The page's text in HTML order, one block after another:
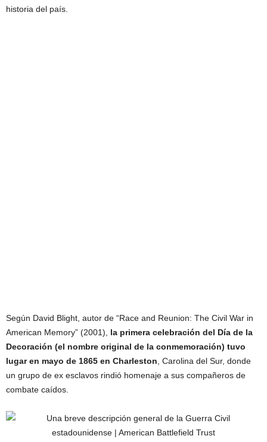
historia del país.
Según David Blight, autor de “Race and Reunion: The Civil War in
American Memory” (2001), la primera celebración del Día de la
Decoración (el nombre original de la conmemoración) tuvo
lugar en mayo de 1865 en Charleston , Carolina del Sur, donde
un grupo de ex esclavos rindió homenaje a sus compañeros de
combate caídos.